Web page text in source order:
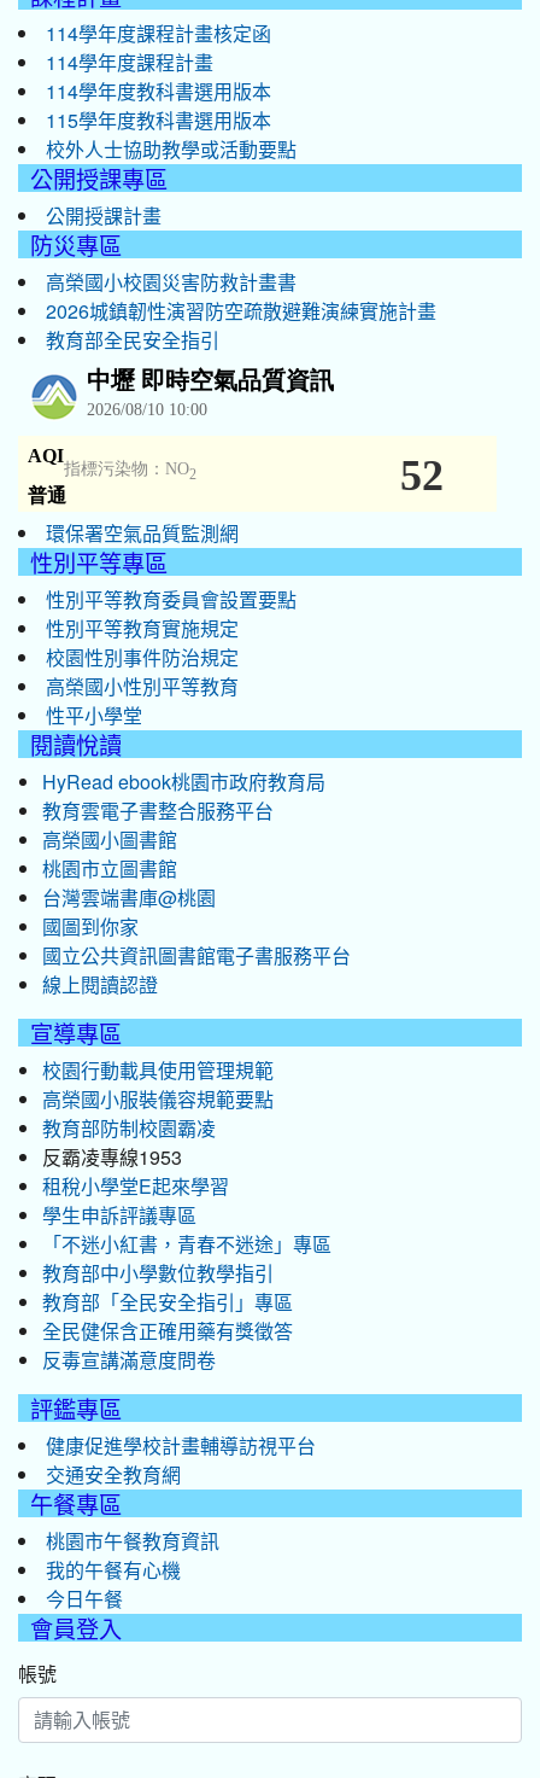
114學年度課程計畫核定函
114學年度課程計畫
114學年度教科書選用版本
115學年度教科書選用版本
校外人士協助教學或活動要點
公開授課專區
公開授課計畫
防災專區
高榮國小校園災害防救計畫書
2026城鎮韌性演習防空疏散避難演練實施計畫
教育部全民安全指引
環保署空氣品質監測網
性別平等專區
性別平等教育委員會設置要點
性別平等教育實施規定
校園性別事件防治規定
高榮國小性別平等教育
性平小學堂
閱讀悅讀
HyRead ebook桃園市政府教育局
教育雲電子書整合服務平台
高榮國小圖書館
桃園市立圖書館
台灣雲端書庫@桃園
國圖到你家
國立公共資訊圖書館電子書服務平台
線上閱讀認證
宣導專區
校園行動載具使用管理規範
高榮國小服裝儀容規範要點
教育部防制校園霸凌
反霸凌專線1953
租稅小學堂E起來學習
學生申訴評議專區
「不迷小紅書，青春不迷途」專區
教育部中小學數位教學指引
教育部「全民安全指引」專區
全民健保含正確用藥有獎徵答
反毒宣講滿意度問卷
評鑑專區
健康促進學校計畫輔導訪視平台
交通安全教育網
午餐專區
桃園市午餐教育資訊
我的午餐有心機
今日午餐
會員登入
帳號